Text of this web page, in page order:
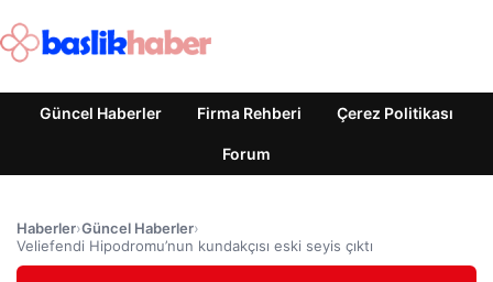
Güncel Haberler Firma Rehberi Çerez Politikası
Forum
Haberler›Güncel Haberler›
Veliefendi Hipodromu’nun kundakçısı eski seyis çıktı